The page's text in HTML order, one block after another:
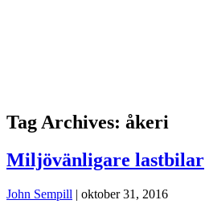
Tag Archives: åkeri
Miljövänligare lastbilar
John Sempill | oktober 31, 2016